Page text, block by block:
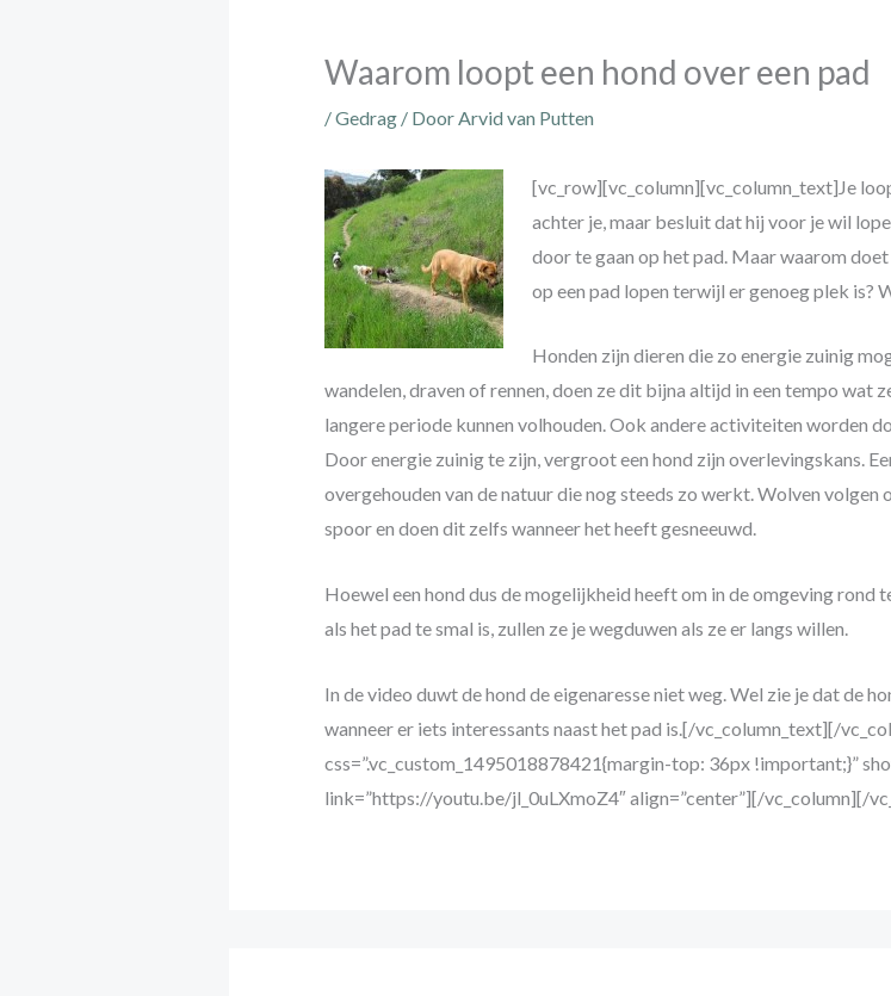
Waarom loopt een hond over een pad
/Gedrag / Door Arvid van Putten
[vc_row][vc_column][vc_column_text] Je
achter je, maar besluit dat hij voor je wil
door te gaan op het pad. Maar waarom
op een pad lopen terwijl er genoeg plek is?
Honden zijn dieren die zo energie zuinig
wandelen, draven of rennen, doen ze dit bijna altijd in een tempo wat
langere periode kunnen volhouden. Ook andere activiteiten worden
Door energie zuinig te zijn, vergroot een hond zijn overlevingskans.
overgehouden van de natuur die nog steeds zo werkt. Wolven
spoor en doen dit zelfs wanneer het heeft gesneeuwd.
Hoewel een hond dus de mogelijkheid heeft om in de omgeving rond
als het pad te smal is, zullen ze je wegduwen als ze er langs willen.
In de video duwt de hond de eigenaresse niet weg. Wel zie je dat de
wanneer er iets interessants naast het pad is.[/vc_column_text][/
css=”.vc_custom_1495018878421{margin-top: 36px !important;}”
link=”https://youtu.be/jl_0uLXmoZ4″ align=”center”][/vc_column][/